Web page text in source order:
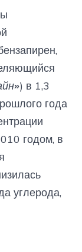
) в 1,3
года
годом, в
углерода,